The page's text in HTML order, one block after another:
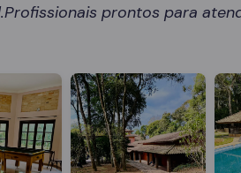
prontos para